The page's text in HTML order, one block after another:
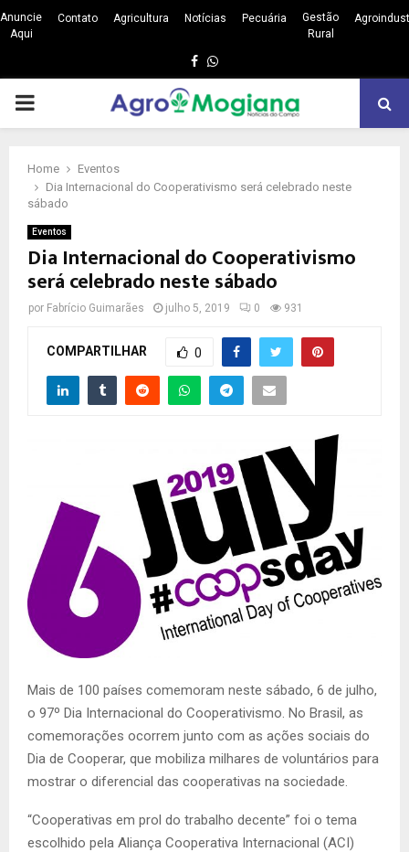
Anuncie
Aqui
Contato Agricultura Notícias Pecuária
Gestão
Rural
Facebook
Whatsapp
PRIMARY
Home
Eventos
Dia Internacional do Cooperativismo será celebrado neste
sábado
Eventos
Dia Internacional do Cooperativismo
será celebrado neste sábado
por Fabrício Guimarães julho 5, 2019 0 931
COMPARTILHAR 0
Mais de 100 países comemoram neste sábado, 6 de julho,
o 97º Dia Internacional do Cooperativismo. No Brasil, as
comemorações ocorrem junto com as ações sociais do
Dia de Cooperar, que mobiliza milhares de voluntários para
mostrar o diferencial das cooperativas na sociedade.
“Cooperativas em prol do trabalho decente” foi o tema
escolhido pela Aliança Cooperativa Internacional (ACI)